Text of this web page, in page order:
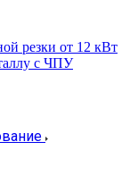
резки от 12 кВт
с ЧПУ